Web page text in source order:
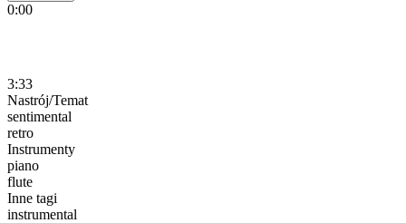
0:00
3:33
Nastrój/Temat
sentimental
retro
Instrumenty
piano
flute
Inne tagi
instrumental